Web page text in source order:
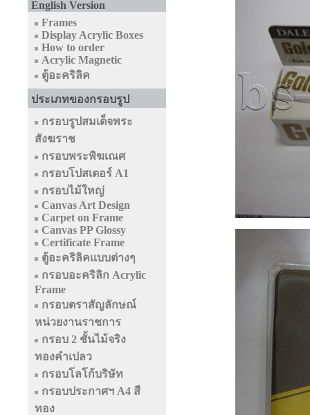
English Version
Frames
Display Acrylic Boxes
How to order
Acrylic Magnetic
ตู้อะคริลิค
ประเภทของกรอบรูป
กรอบรูปสมเด็จพระ
สังฆราช
กรอบพระพิฆเณศ
กรอบโปสเตอร์ A1
กรอบไม้ใหญ่
Canvas Art Design
Carpet on Frame
Canvas PP Glossy
Certificate Frame
ตู้อะคริลิคแบบต่างๆ
กรอบอะคริลิก Acrylic
Frame
กรอบตราสัญลักษณ์
หน่วยงานราชการ
กรอบ 2 ชั้นไม้จริง
ทองคำเปลว
กรอบโลโก้บริษัท
กรอบประกาศฯ A4 สี
ทอง